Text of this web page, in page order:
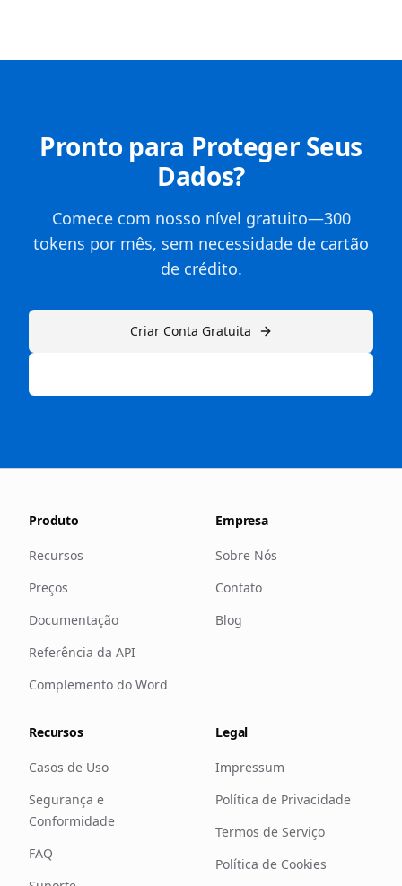
Pronto para Proteger Seus
Dados?
Comece com nosso nível gratuito—300
tokens por mês, sem necessidade de cartão
de crédito.
Criar Conta Gratuita
Produto
Recursos
Preços
Documentação
Referência da API
Complemento do Word
Empresa
Sobre Nós
Contato
Blog
Recursos
Casos de Uso
Segurança e
Conformidade
FAQ
Legal
Impressum
Política de Privacidade
Termos de Serviço
Política de Cookies